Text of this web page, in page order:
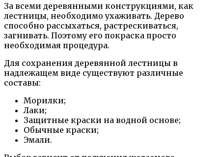
За всеми деревянными конструкциями, как
лестницы, необходимо ухаживать. Дерево
способно рассыхаться, растрескиваться,
загнивать. Поэтому его покраска просто
необходимая процедура.
Для сохранения деревянной лестницы в
надлежащем виде существуют различные
составы:
Морилки;
Лаки;
Защитные краски на водной основе;
Обычные краски;
Эмали.